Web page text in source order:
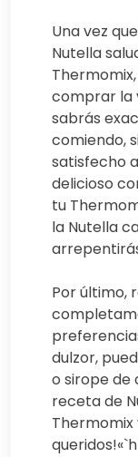
Una vez
Nutella
comprar la
sabrás
comiendo,
satisfecho
delicioso
tu
la Nutella
Por último,
dulzor,
o sirope de
receta de